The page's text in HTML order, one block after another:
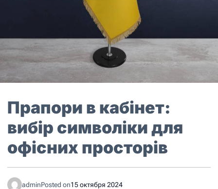
Прапори в кабінет:
вибір символіки для
офісних просторів
adminPosted on15 октября 2024